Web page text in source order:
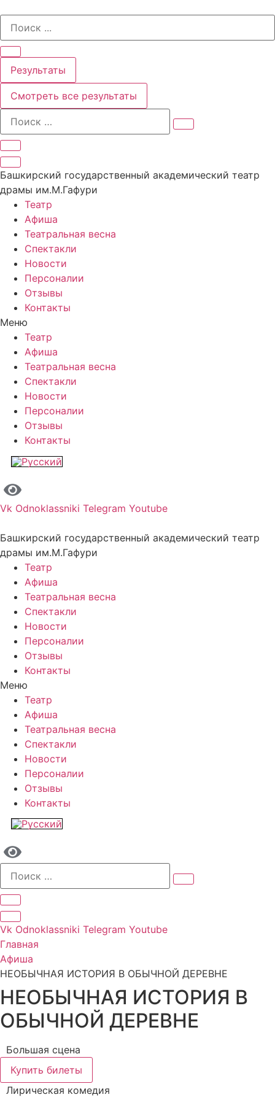
содержимому
Search
Результаты
Смотреть все результаты
Башкирский государственный академический театр
драмы им.М.Гафури
Театр
Афиша
Театральная весна
Спектакли
Новости
Персоналии
Отзывы
Контакты
Меню
Театр
Афиша
Театральная весна
Спектакли
Новости
Персоналии
Отзывы
Контакты
Vk Odnoklassniki Telegram Youtube
Башкирский государственный академический театр
драмы им.М.Гафури
Театр
Афиша
Театральная весна
Спектакли
Новости
Персоналии
Отзывы
Контакты
Меню
Театр
Афиша
Театральная весна
Спектакли
Новости
Персоналии
Отзывы
Контакты
Vk Odnoklassniki Telegram Youtube
Главная
Афиша
НЕОБЫЧНАЯ ИСТОРИЯ В ОБЫЧНОЙ ДЕРЕВНЕ
НЕОБЫЧНАЯ ИСТОРИЯ В
ОБЫЧНОЙ ДЕРЕВНЕ
Большая сцена
Купить билеты
Лирическая комедия